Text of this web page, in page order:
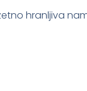
hranljiva